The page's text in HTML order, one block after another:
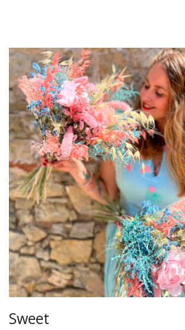
Sweet